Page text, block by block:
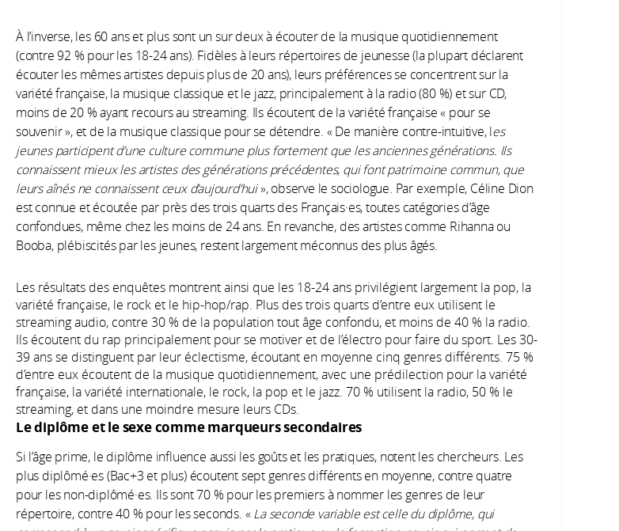
À l’inverse, les 60 ans et plus sont un sur deux à écouter de la musique quotidiennement
(contre 92 % pour les 18-24 ans). Fidèles à leurs répertoires de jeunesse (la plupart déclarent
écouter les mêmes artistes depuis plus de 20 ans), leurs préférences se concentrent sur la
variété française, la musique classique et le jazz, principalement à la radio (80 %) et sur CD,
moins de 20 % ayant recours au streaming. Ils écoutent de la variété française « pour se
souvenir », et de la musique classique pour se détendre. « De manière contre-intuitive, les
jeunes participent d’une culture commune plus fortement que les anciennes générations. Ils
connaissent mieux les artistes des générations précédentes, qui font patrimoine commun, que
leurs aînés ne connaissent ceux d’aujourd’hui», observe le sociologue. Par exemple, Céline Dion
est connue et écoutée par près des trois quarts des Français·es, toutes catégories d’âge
confondues, même chez les moins de 24 ans. En revanche, des artistes comme Rihanna ou
Booba, plébiscités par les jeunes, restent largement méconnus des plus âgés.
Les résultats des enquêtes montrent ainsi que les 18-24 ans privilégient largement la pop, la
variété française, le rock et le hip-hop/rap. Plus des trois quarts d’entre eux utilisent le
streaming audio, contre 30 % de la population tout âge confondu, et moins de 40 % la radio.
Ils écoutent du rap principalement pour se motiver et de l’électro pour faire du sport. Les 30-
39 ans se distinguent par leur éclectisme, écoutant en moyenne cinq genres différents. 75 %
d’entre eux écoutent de la musique quotidiennement, avec une prédilection pour la variété
française, la variété internationale, le rock, la pop et le jazz. 70 % utilisent la radio, 50 % le
streaming, et dans une moindre mesure leurs CDs.
Le diplôme et le sexe comme marqueurs secondaires
Si l’âge prime, le diplôme influence aussi les goûts et les pratiques, notent les chercheurs. Les
plus diplômé·es (Bac+3 et plus) écoutent sept genres différents en moyenne, contre quatre
pour les non-diplômé·es. Ils sont 70 % pour les premiers à nommer les genres de leur
répertoire, contre 40 % pour les seconds. « La seconde variable est celle du diplôme, qui